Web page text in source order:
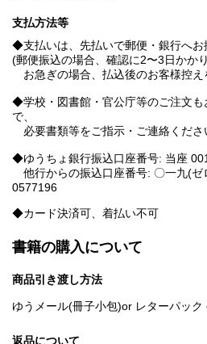
支払方法等
◆支払いは、先払いで郵便・銀行へお
(郵便振込の場合、確認に2〜3日かかり
お急ぎの場合、払込後のお客様控え
◆学校・図書館・官公庁等のご注文も
で、
必要書類等をご指示・ご連絡くださ
◆ゆうちょ銀行振込口座番号: 当座
他行からの振込口座番号: 〇一九(
0577196
◆カード決済可、着払い不可
書籍の購入について
商品引き渡し方法
ゆうメール(冊子小包)or レターパッ
返品について